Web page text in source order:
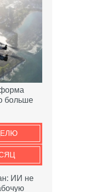
больше
ИИ не